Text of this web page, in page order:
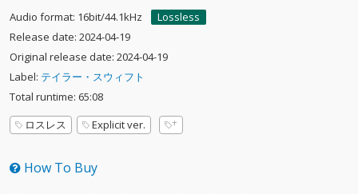
Audio format: 16bit/44.1kHz
Lossless
Release date: 2024-04-19
Original release date: 2024-04-19
Label: テイラー・スウィフト
Total runtime: 65:08
ロスレス
Explicit ver.
How To Buy